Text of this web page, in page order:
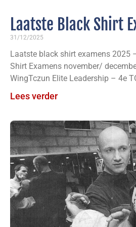
Laatste Black Shirt
31/12/2025
Laatste black shirt examens 2025
Shirt Examens november/
WingTczun Elite Leadership – 4e
Lees verder